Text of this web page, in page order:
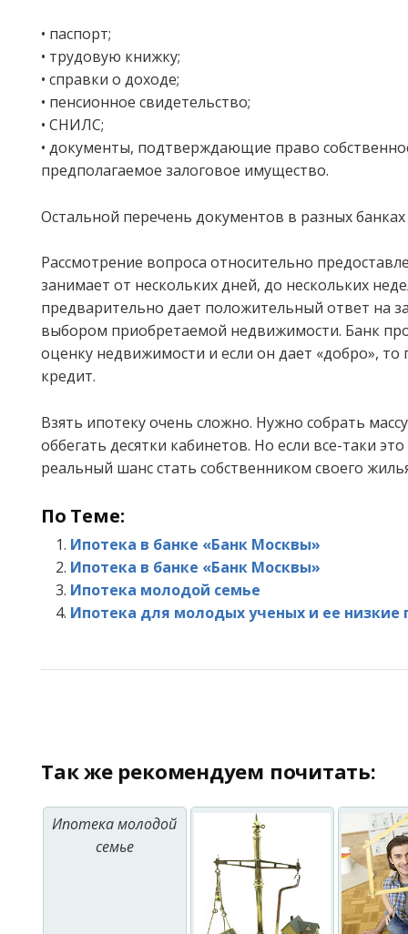
• паспорт;
• трудовую книжку;
• справки о доходе;
• пенсионное свидетельство;
• СНИЛС;
• документы, подтверждающие право
предполагаемое залоговое имущество.
Остальной перечень документов в разных
Рассмотрение вопроса относительно
занимает от нескольких дней, до нескольких
предварительно дает положительный ответ на
выбором приобретаемой недвижимости. Банк
оценку недвижимости и если он дает «добро», то
кредит.
Взять ипотеку очень сложно. Нужно собрать
оббегать десятки кабинетов. Но если все-таки это
реальный шанс стать собственником своего
По Теме:
Ипотека в банке «Банк Москвы»
Ипотека в банке «Банк Москвы»
Ипотека молодой семье
Ипотека для молодых ученых и ее низкие
Так же рекомендуем почитать:
Ипотека молодой
семье